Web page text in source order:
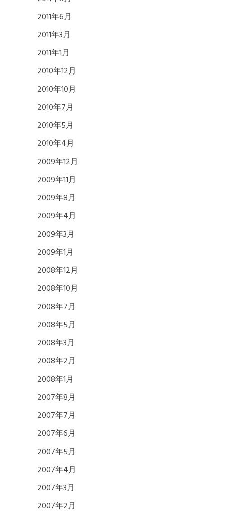
2011年6月
2011年3月
2011年1月
2010年12月
2010年10月
2010年7月
2010年5月
2010年4月
2009年12月
2009年11月
2009年8月
2009年4月
2009年3月
2009年1月
2008年12月
2008年10月
2008年7月
2008年5月
2008年3月
2008年2月
2008年1月
2007年8月
2007年7月
2007年6月
2007年5月
2007年4月
2007年3月
2007年2月